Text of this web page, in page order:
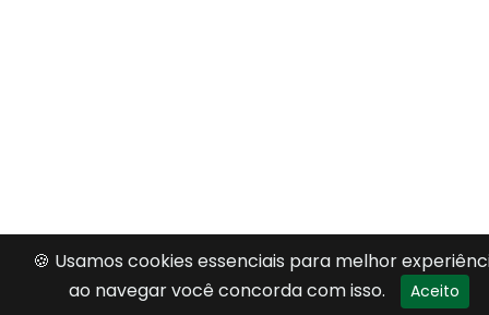
🍪 Usamos cookies essenciais para melhor
ao navegar você concorda com isso.
Aceito